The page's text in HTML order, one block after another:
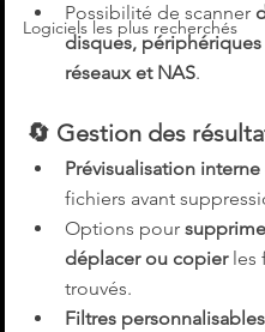
Logiciels les plus recherchés
Possibilité de scanner
disques,
réseaux et NAS.
🔄 Gestion des
Prévisualisation interne
fichiers avant
Options pour
déplacer ou copier les
trouvés.
Filtres personnalisables